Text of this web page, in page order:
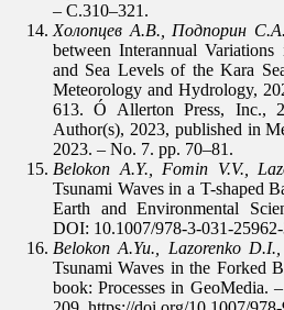
– С.310–321.
Холопцев А.В., Подпорин
between Interannual
and Sea Levels of the Kara
Meteorology and Hydrology,
613. Ó Allerton Press, Inc.,
Author(s), 2023, published in
2023. – No. 7. pp. 70–81.
Belokon A.Y., Fomin V.V.,
Tsunami Waves in a T-shaped
Earth and Environmental
DOI: 10.1007/978-3-031-
Belokon A.Yu., Lazorenko
Tsunami Waves in the Forked
book: Processes in GeoMedia.